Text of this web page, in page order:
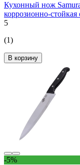
Кухонный нож
коррозионно-
5
(1)
В корзину
-5%